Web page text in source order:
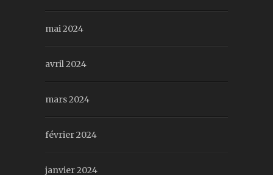
mai 2024
avril 2024
mars 2024
février 2024
janvier 2024